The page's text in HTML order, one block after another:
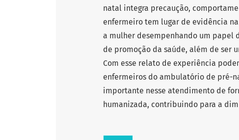
natal integra precaução,
enfermeiro tem lugar de evidência
a mulher desempenhando um papel
de promoção da saúde, além de ser
Com esse relato de experiência
enfermeiros do ambulatório de pré-
importante nesse atendimento de
humanizada, contribuindo para a